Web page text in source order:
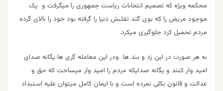
محکمه ویژه که تصمیم انتخابات ریاست جمهوری را میگرفت و یک
موجود مریض را که بوی گند تقلبش دنیا را گرفته بود خود را بالای گرده
مردم تحمیل کرد جلوگیری میکرد.
به هر صورت در این زد و بند ها ودر این معامله گری ها یگانه صدای
امید وار کنند و یگانه صدایکه مردم را امید وار میساخت که حق و
عدالت و قانون بکلی نمرده است و با ایمان کامل میتوان علیه استبداد